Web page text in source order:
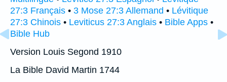
27:3 Français • 3 Mose 27:3 Allemand • Lévitique
27:3 Chinois • Leviticus 27:3 Anglais • Bible Apps •
Bible Hub
Version Louis Segond 1910
La Bible David Martin 1744